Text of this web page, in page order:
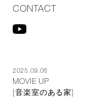
CONTACT
2025.09.06
MOVIE UP
[音楽室のある家]